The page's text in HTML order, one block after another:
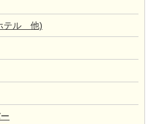
テル 他)